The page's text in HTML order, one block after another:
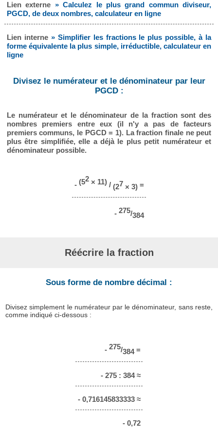
Lien externe » Calculez le plus grand commun diviseur,
PGCD, de deux nombres, calculateur en ligne
Lien interne » Simplifier les fractions le plus possible, à la
forme équivalente la plus simple, irréductible, calculateur en
ligne
Divisez le numérateur et le dénominateur par leur
PGCD :
Le numérateur et le dénominateur de la fraction sont des
nombres premiers entre eux (il n'y a pas de facteurs
premiers communs, le PGCD = 1). La fraction finale ne peut
plus être simplifiée, elle a déjà le plus petit numérateur et
dénominateur possible.
- (52× 11)/ (27 × 3)=
- 275/384
Réécrire la fraction
Sous forme de nombre décimal :
Divisez simplement le numérateur par le dénominateur, sans reste,
comme indiqué ci-dessous :
- 275/384 =
- 275 : 384 ≈
- 0,716145833333 ≈
- 0,72